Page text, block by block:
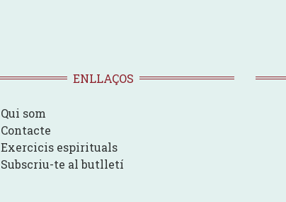
ENLLAÇOS
Qui som
Contacte
Exercicis espirituals
Subscriu-te al butlletí